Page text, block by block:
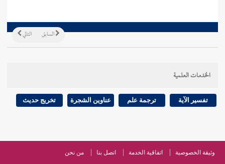
التالي السابق
الخدمات العلمية
تفسير الآية ترجمة علم عناوين الشجرة تخريج حديث
وثيقة الخصوصية اتفاقية الخدمة اتصل بنا من نحن